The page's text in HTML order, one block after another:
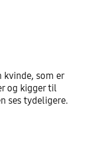
som er
og kigger til
ses tydeligere.